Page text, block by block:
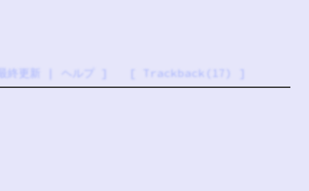
最終更新 ヘルプ Trackback(17)